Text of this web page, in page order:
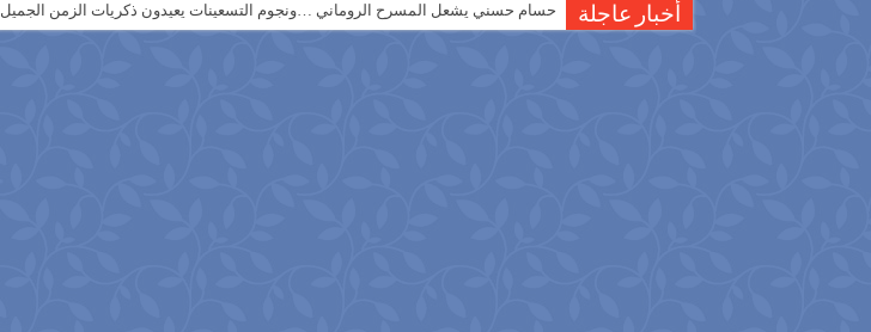
أخبار عاجلة حسام حسني يشعل المسرح الروماني …ونجوم التسعينات يعيدون ذكريات الزمن الجميل